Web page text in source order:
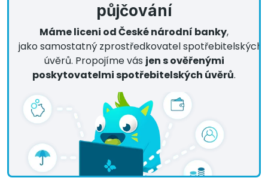
půjčování
Máme liceni od České národní banky,
jako samostatný zprostředkovatel spotřebitelských
úvěrů. Propojíme vás jen s ověřenými
poskytovatelmi spotřebitelských úvěrů.